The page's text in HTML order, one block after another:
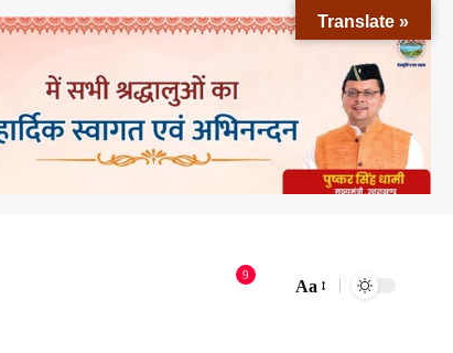
9
Aa
Translate »